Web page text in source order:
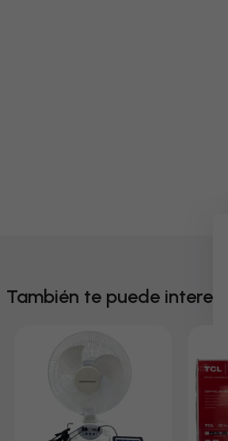
También te puede interesar